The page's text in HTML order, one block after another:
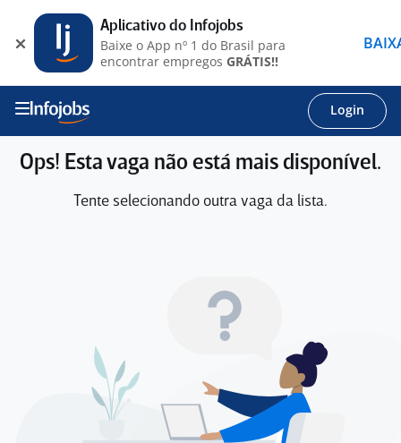
Login
Ops! Esta vaga não está mais disponível.
Tente selecionando outra vaga da lista.
Aplicativo do Infojobs
Baixe o App nº 1 do Brasil para
encontrar empregos GRÁTIS!!